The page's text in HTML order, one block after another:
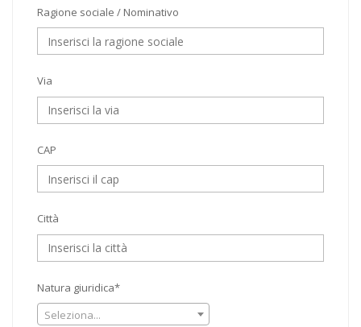
Ragione sociale / Nominativo
Via
CAP
Città
Natura giuridica*
Seleziona...